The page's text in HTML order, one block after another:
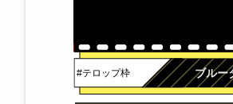
#テロップ枠 ブルー